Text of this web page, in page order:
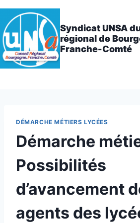
Aller
au
contenu
Syndicat UNSA
régional de
Franche-Comté
DÉMARCHE MÉTIERS LYCÉES
Démarche
Possibilités
d’avancement
agents des